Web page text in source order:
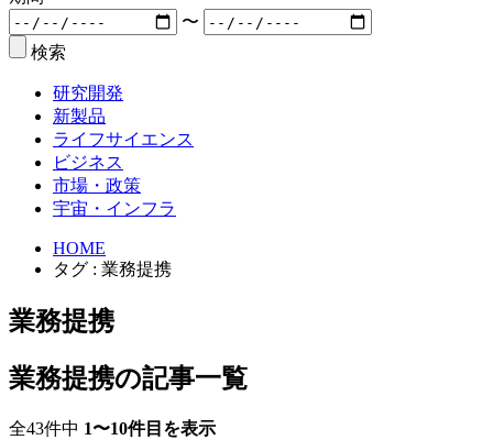
〜
検索
研究開発
新製品
ライフサイエンス
ビジネス
市場・政策
宇宙・インフラ
HOME
タグ : 業務提携
業務提携
業務提携の記事一覧
全43件中 1〜10件目を表示